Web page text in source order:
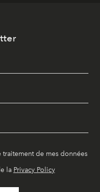
de mes données
la Privacy Policy